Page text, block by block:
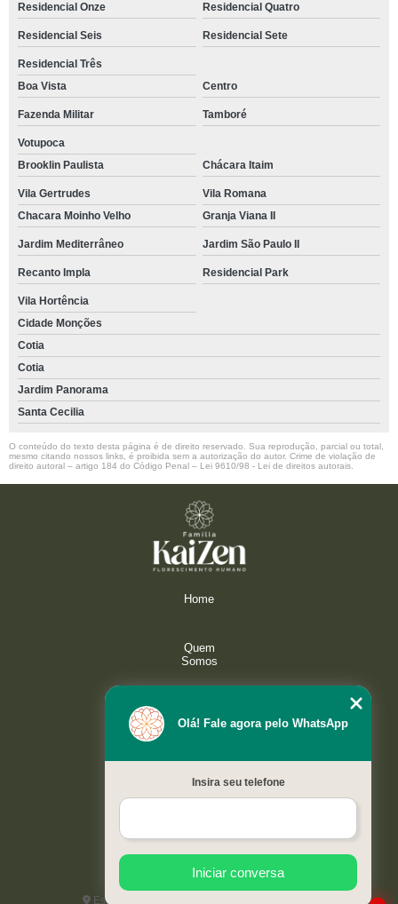
Residencial Onze Residencial Quatro
Residencial Seis Residencial Sete
Residencial Três
Boa Vista
Centro
Fazenda Militar Tamboré
Votupoca
Brooklin Paulista
Chácara Itaim
Vila Gertrudes
Vila Romana
Chacara Moinho Velho
Granja Viana II
Jardim Mediterrâneo Jardim São Paulo II
Recanto Impla Residencial Park
Vila Hortência
Cidade Monções
Cotia
Cotia
Jardim Panorama
Santa Cecilia
O conteúdo do texto desta página é de direito reservado. Sua reprodução, parcial ou total,
mesmo citando nossos links, é proibida sem a autorização do autor. Crime de violação de
direito autoral – artigo 184 do Código Penal – Lei 9610/98 - Lei de direitos autorais
Estrada do Capuava, 4421 - Paisagem Renoir
Home
Quem
Somos
Galeria
Mapa do
site
Olá! Fale agora pelo WhatsApp
Insira seu telefone
Iniciar conversa